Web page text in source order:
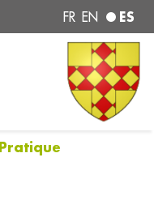
FR EN ES